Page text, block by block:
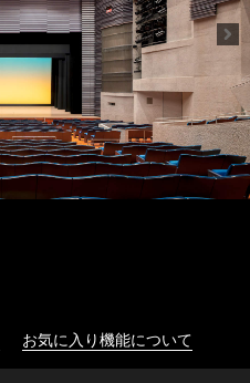
お気に入り機能について